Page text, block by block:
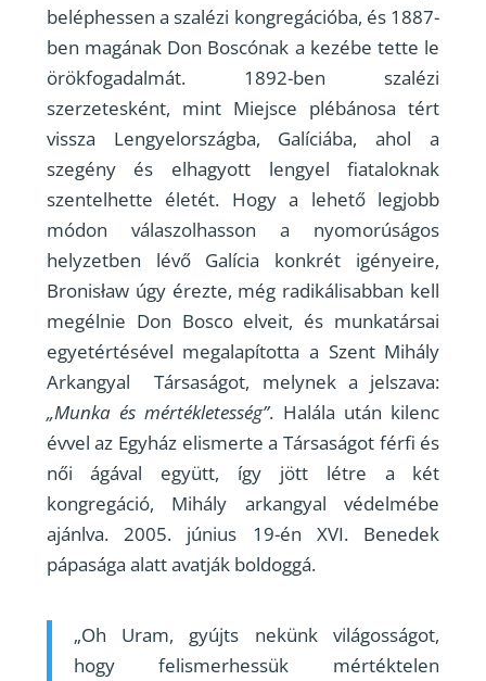
beléphessen a szalézi kongregációba, és 1887-
ben magának Don Boscónak a kezébe tette le
örökfogadalmát. 1892-ben szalézi
szerzetesként, mint Miejsce plébánosa tért
vissza Lengyelországba, Galíciába, ahol a
szegény és elhagyott lengyel fiataloknak
szentelhette életét. Hogy a lehető legjobb
módon válaszolhasson a nyomorúságos
helyzetben lévő Galícia konkrét igényeire,
Bronisław úgy érezte, még radikálisabban kell
megélnie Don Bosco elveit, és munkatársai
egyetértésével megalapította a Szent Mihály
Arkangyal Társaságot, melynek a jelszava:
„Munka és mértékletesség”. Halála után kilenc
évvel az Egyház elismerte a Társaságot férfi és
női ágával együtt, így jött létre a két
kongregáció, Mihály arkangyal védelmébe
ajánlva. 2005. június 19-én XVI. Benedek
pápasága alatt avatják boldoggá.
„Oh Uram, gyújts nekünk világosságot,
hogy felismerhessük mértéktelen